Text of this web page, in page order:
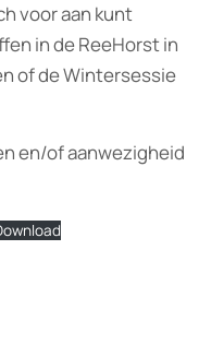
voor aan kunt
in de ReeHorst in
of de Wintersessie
en/of aanwezigheid